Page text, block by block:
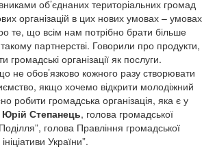
об’єднаних територіальних громад
організацій в цих нових умовах – умовах
те, що всім нам потрібно брати більше
такому партнерстві. Говорили про продукти,
громадські організації як послуги.
не обов’язково кожного разу створювати
якщо хочемо відкрити молодіжний
робити громадська організація, яка є у
Юрій Степанець, голова громадської
голова Правління громадської
України”.